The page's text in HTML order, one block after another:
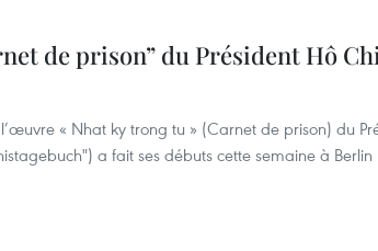
de prison” du Président Hô
« Nhat ky trong tu » (Carnet de prison) du
a fait ses débuts cette semaine à